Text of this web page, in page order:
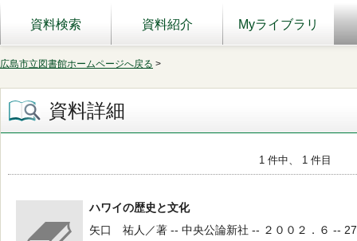
資料検索 資料紹介 Myライブラリ
広島市立図書館ホームページへ戻る >
資料詳細
1 件中、 1 件目
ハワイの歴史と文化
矢口 祐人／著 -- 中央公論新社 -- ２００２．６ --